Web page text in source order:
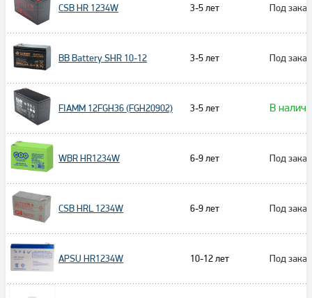
CSB HR 1234W 3-5 лет Под заказ
BB Battery SHR 10-12 3-5 лет Под заказ
FIAMM 12FGH36 (FGH20902) 3-5 лет В
WBR HR1234W 6-9 лет Под заказ
CSB HRL 1234W 6-9 лет Под заказ
APSU HR1234W 10-12 лет Под заказ